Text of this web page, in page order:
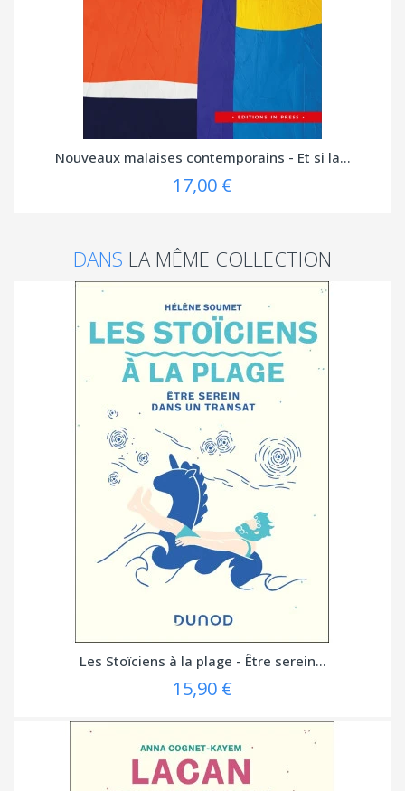
Nouveaux malaises contemporains - Et si la...
17,00 €
DANS LA MÊME COLLECTION
Les Stoïciens à la plage - Être serein...
15,90 €